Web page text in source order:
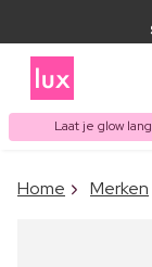
Laat je glow
Home Merken